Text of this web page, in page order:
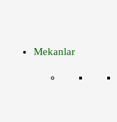
Mekanlar